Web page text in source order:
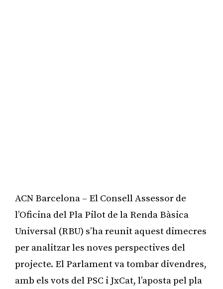
ACN Barcelona – El Consell Assessor de
l’Oficina del Pla Pilot de la Renda Bàsica
Universal (RBU) s’ha reunit aquest dimecres
per analitzar les noves perspectives del
projecte. El Parlament va tombar divendres,
amb els vots del PSC i JxCat, l’aposta pel pla